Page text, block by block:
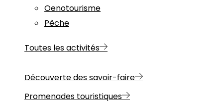
Oenotourisme
Pêche
Toutes les activités
Découverte des savoir-faire
Promenades touristiques